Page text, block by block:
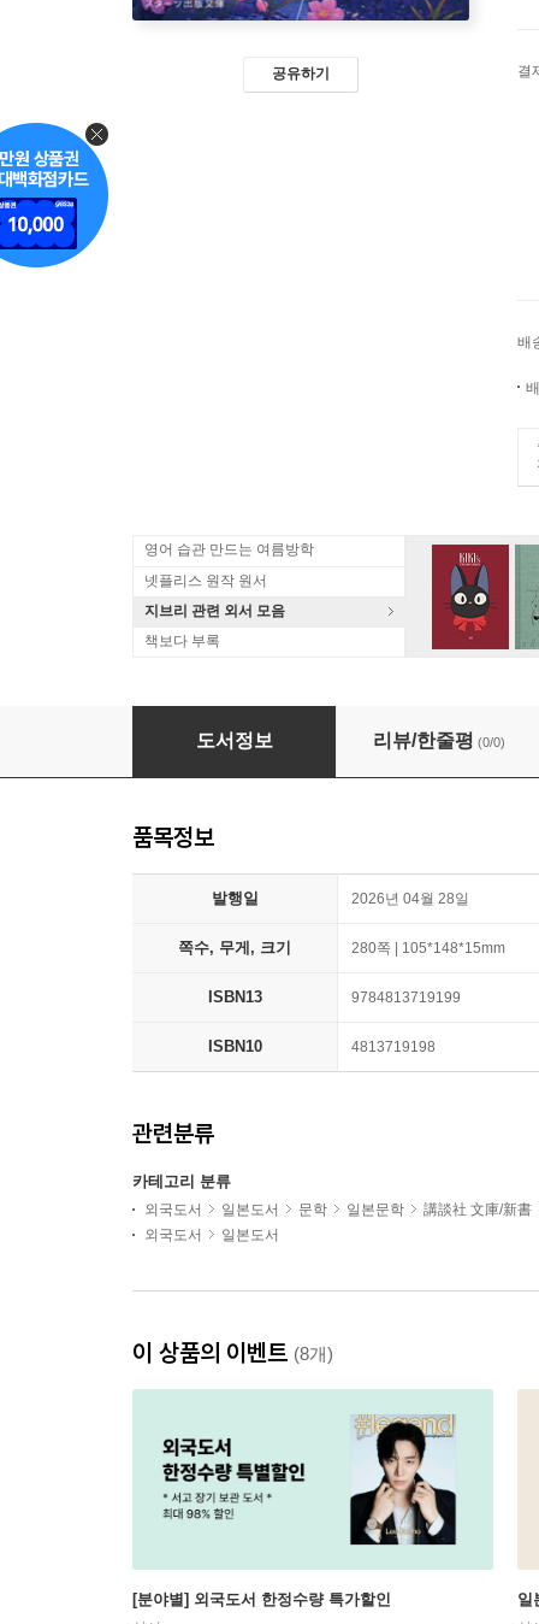
공유하기 결
배
영어 습관 만드는 여름방학
넷플리스 원작 원서
지브리 관련 외서 모음
책보다 부록
今夜,きみの聲が聽こえる -この雨が止む前に-
도서정보 리뷰/한줄평 (0/0)
품목정보
발행일 2026년 04월 28일
쪽수, 무게, 크기 280쪽 | 105*148*15mm
ISBN13 9784813719199
ISBN10 4813719198
관련분류
카테고리 분류
외국도서 일본도서 문학 일본문학
講談社 文庫/新書
외국도서
일본도서
이 상품의 이벤트 (8개)
[분야별] 외국도서 한정수량 특가할인 일